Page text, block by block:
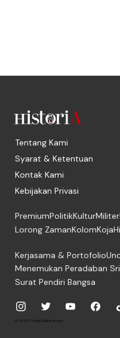
Tentang Kami
Syarat & Ketentuan
Kontak Kami
Kebijakan Privasi
PremiumPolitikKulturMiliter
Lorong ZamanKolomKoja
Kerjasama & Portofolio
Menemukan Peradaban
Surat Pendiri Bangsa
© 2026, PT. Media Digital Historia.